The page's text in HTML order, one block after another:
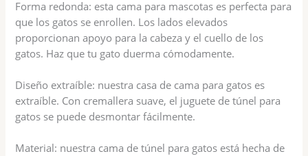
Forma redonda: esta cama para mascotas es perfecta para
que los gatos se enrollen. Los lados elevados
proporcionan apoyo para la cabeza y el cuello de los
gatos. Haz que tu gato duerma cómodamente.
Diseño extraíble: nuestra casa de cama para gatos es
extraíble. Con cremallera suave, el juguete de túnel para
gatos se puede desmontar fácilmente.
Material: nuestra cama de túnel para gatos está hecha de